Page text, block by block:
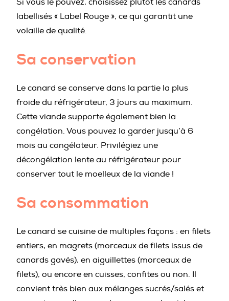
labellisés « Label Rouge », ce qui garantit une
volaille de qualité.
Sa conservation
Le canard se conserve dans la partie la plus
froide du réfrigérateur, 3 jours au maximum.
Cette viande supporte également bien la
congélation. Vous pouvez la garder jusqu’à 6
mois au congélateur. Privilégiez une
décongélation lente au réfrigérateur pour
conserver tout le moelleux de la viande !
Sa consommation
Le canard se cuisine de multiples façons : en filets
entiers, en magrets (morceaux de filets issus de
canards gavés), en aiguillettes (morceaux de
filets), ou encore en cuisses, confites ou non. Il
convient très bien aux mélanges sucrés/salés et